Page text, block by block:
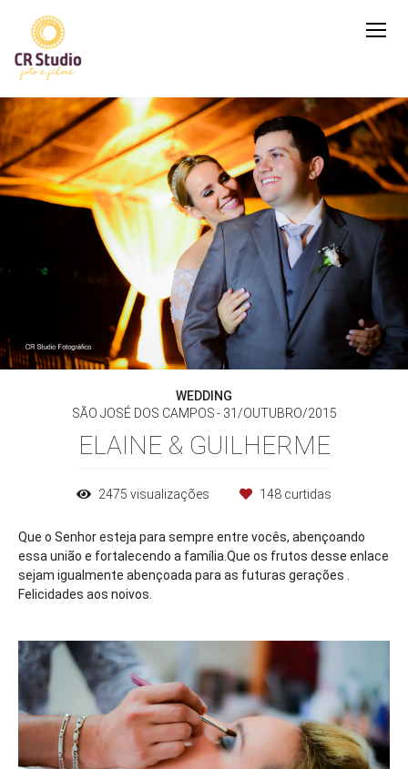
WEDDING
SÃO JOSÉ DOS CAMPOS
31/OUTUBRO/2015
ELAINE & GUILHERME
2475 visualizações 148 curtidas
Que o Senhor esteja para sempre entre vocês, abençoando
essa união e fortalecendo a família.Que os frutos desse enlace
sejam igualmente abençoada para as futuras gerações .
Felicidades aos noivos.